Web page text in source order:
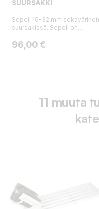
SUURSÄKKI
Sepeli 16-32 mm sekavärinen
suursäkissä. Sepeli on...
Hinta
96,00 €
11 muuta